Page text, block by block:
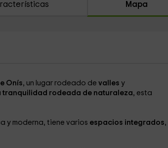
Mapa
Onís, un lugar rodeado de valles y
tranquilidad rodeada de naturaleza, esta
y moderna, tiene varios espacios integrados,